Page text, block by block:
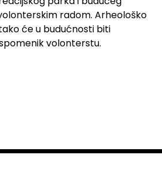
radom. Arheološko
će u budućnosti biti
volonterstu.